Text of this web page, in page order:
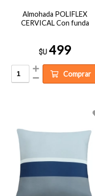
Almohada POLIFLEX
CERVICAL Con funda
$U 499
Comprar